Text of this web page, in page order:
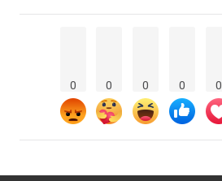
0 0 0 0 0